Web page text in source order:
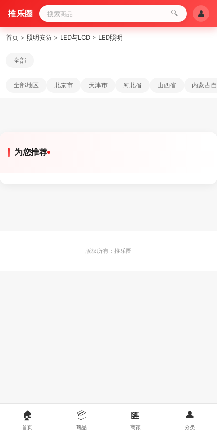
推乐圈 🔍 👤
首页 > 照明安防 > LED与LCD > LED照明
全部
全部地区 北京市 天津市 河北省 山西省 内蒙古
为您推荐
版权所有：推乐圈
🏠
首页
📦
商品
🏪
商家
👤
分类